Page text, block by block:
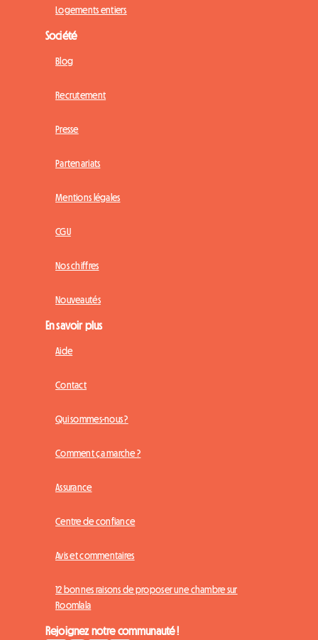
Logements entiers
Société
Blog
Recrutement
Presse
Partenariats
Mentions légales
CGU
Nos chiffres
Nouveautés
En savoir plus
Aide
Contact
Qui sommes-nous ?
Comment ça marche ?
Assurance
Centre de confiance
Avis et commentaires
12 bonnes raisons de proposer une chambre sur
Roomlala
Rejoignez notre communauté !